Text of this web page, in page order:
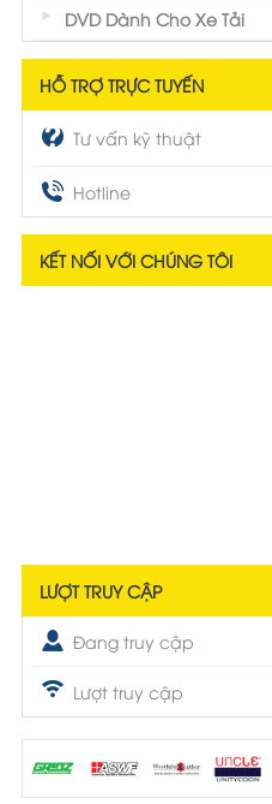
DVD Dành Cho Xe Tải
HỖ TRỢ TRỰC TUYẾN
Tư vấn kỹ thuật
Hotline
KẾT NỐI VỚI CHÚNG TÔI
LƯỢT TRUY CẬP
Đang truy cập
Lượt truy cập